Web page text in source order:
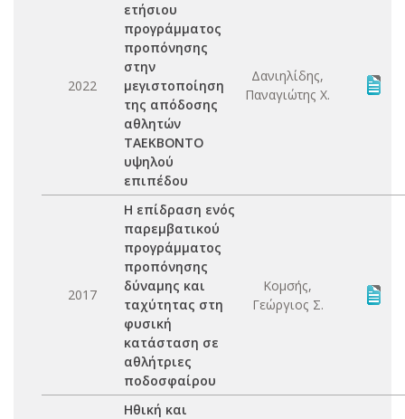
2022
ετήσιου
προγράμματος
προπόνησης
στην
μεγιστοποίηση
της απόδοσης
αθλητών
ΤΑΕΚΒΟΝΤΟ
υψηλού
επιπέδου
Δανιηλίδης,
Παναγιώτης Χ.
2017
Η επίδραση ενός
παρεμβατικού
προγράμματος
προπόνησης
δύναμης και
ταχύτητας στη
φυσική
κατάσταση σε
αθλήτριες
ποδοσφαίρου
Κομσής,
Γεώργιος Σ.
Ηθική και